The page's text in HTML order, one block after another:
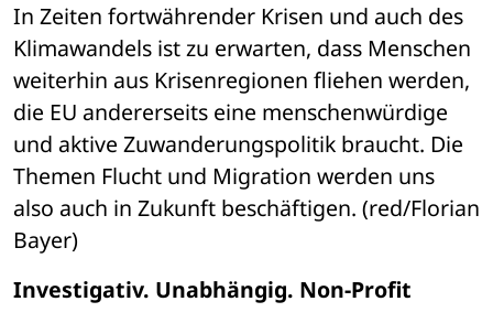
In Zeiten fortwährender Krisen und auch des
Klimawandels ist zu erwarten, dass Menschen
weiterhin aus Krisenregionen fliehen werden,
die EU andererseits eine menschenwürdige
und aktive Zuwanderungspolitik braucht. Die
Themen Flucht und Migration werden uns
also auch in Zukunft beschäftigen. (red/Florian
Bayer)
Investigativ. Unabhängig. Non-Profit